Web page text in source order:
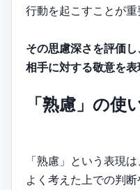
行動を起こすことが重
その思慮深さを評価し
相手に対する敬意を表
「熟慮」の使
「熟慮」という表現は
よく考えた上での判